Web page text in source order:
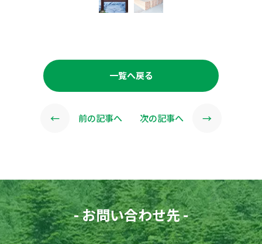
一覧へ戻る
← 前の記事へ 次の記事へ →
- お問い合わせ先 -